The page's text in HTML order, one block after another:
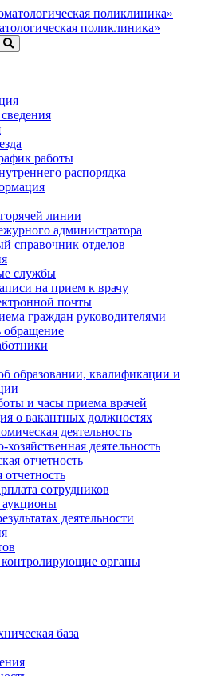
поликлиника»
работы
распорядка
линии
администратора
справочник отделов
службы
на прием к врачу
почты
граждан руководителями
обращение
образовании, квалификации и
и часы приема врачей
о вакантных должностях
деятельность
деятельность
отчетность
сотрудников
деятельности
органы
база